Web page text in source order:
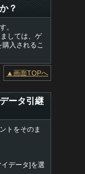
？
。
しては、ゲ
入されるこ
▲画面TOPへ
ータ引継
トをそのま
データ]を選